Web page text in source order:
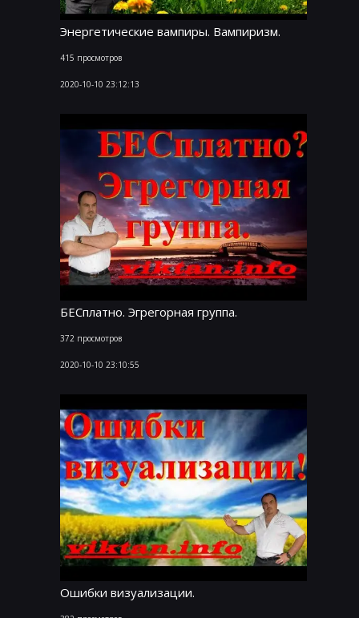
Энергетические вампиры. Вампиризм.
415 просмотров
2020-10-10 23:12:13
БЕСплатно. Эгрегорная группа.
372 просмотров
2020-10-10 23:10:55
Ошибки визуализации.